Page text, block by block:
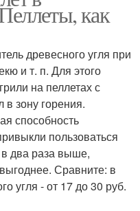
как
древесного угля при
и т. п. Для этого
на пеллетах с
в зону горения.
способность
пользоваться
два раза выше,
Сравните: в
угля - от 17 до 30 руб.